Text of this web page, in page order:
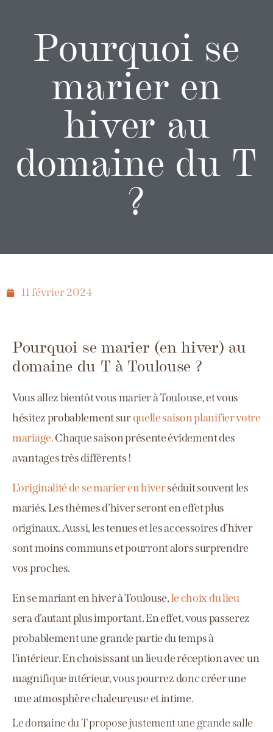
Pourquoi se
marier en
hiver au
domaine du T
?
11 février 2024
Pourquoi se marier (en hiver) au
domaine du T à Toulouse ?
Vous allez bientôt vous marier à Toulouse, et vous
hésitez probablement surquelle saison planifier votre
mariage.Chaque saison présente évidement des
avantages très différents !
L’originalité de se marier en hiverséduit souvent les
mariés.Les thèmes d’hiver seront en effet plus
originaux.Aussi, les tenues et les accessoires d’hiver
sont moins communs et pourront alors surprendre
vos proches.
En se mariant en hiver à Toulouse,le choix du lieu
sera d’autant plus important. En effet, vous passerez
probablement une grande partie du temps à
l’intérieur.En choisissant un lieu de réception avec un
magnifique intérieur,vous pourrez donc créer une
une atmosphère chaleureuse et intime.
Le domaine du T propose justement une grande salle